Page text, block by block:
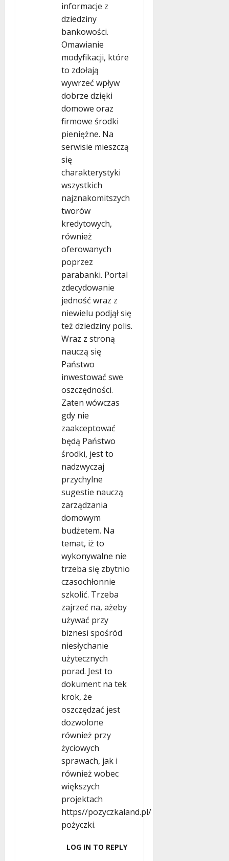
informacje z
dziedziny
bankowości.
Omawianie
modyfikacji, które
to zdołają
wywrzeć wpływ
dobrze dzięki
domowe oraz
firmowe środki
pieniężne. Na
serwisie mieszczą
się
charakterystyki
wszystkich
najznakomitszych
tworów
kredytowych,
również
oferowanych
poprzez
parabanki. Portal
zdecydowanie
jedność wraz z
niewielu podjął się
też dziedziny polis.
Wraz z stroną
nauczą się
Państwo
inwestować swe
oszczędności.
Zaten wówczas
gdy nie
zaakceptować
będą Państwo
środki, jest to
nadzwyczaj
przychylne
sugestie nauczą
zarządzania
domowym
budżetem. Na
temat, iż to
wykonywalne nie
trzeba się zbytnio
czasochłonnie
szkolić. Trzeba
zajrzeć na, ażeby
używać przy
biznesi spośród
niesłychanie
użytecznych
porad. Jest to
dokument na tek
krok, że
oszczędzać jest
dozwolone
również przy
życiowych
sprawach, jak i
również wobec
większych
projektach
https//pozyczkaland.pl/
pożyczki.
LOG IN TO REPLY